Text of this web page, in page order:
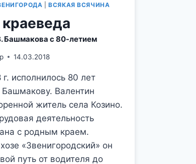
|ВСЯКАЯ ВСЯЧИНА
Башмакова с 80-летием
14.03.2018
исполнилось 80 лет
Валентин
житель села Козино.
деятельность
с родным краем.
«Звенигородский» он
путь от водителя до